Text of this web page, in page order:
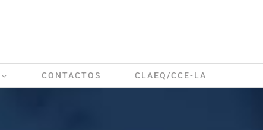
CONTACTOS CLAEQ/CCE-LA